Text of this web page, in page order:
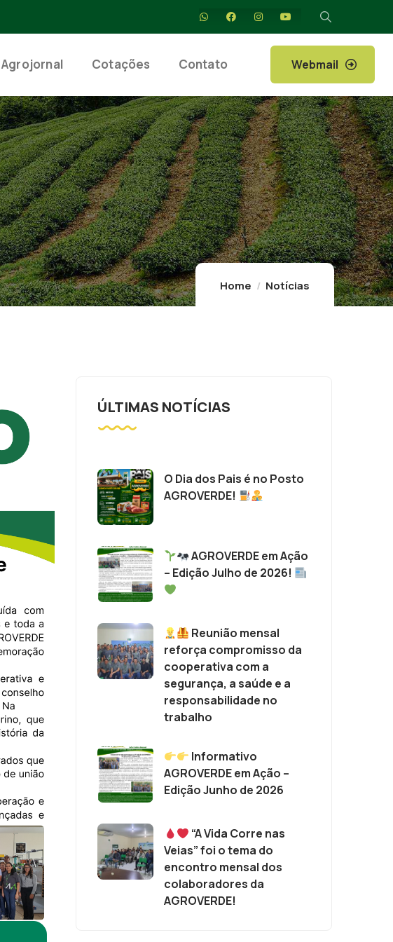
Agrojornal Cotações Contato Webmail
Home Notícias
ÚLTIMAS NOTÍCIAS
O Dia dos Pais é no Posto
AGROVERDE!
AGROVERDE em Ação
– Edição Julho de 2026!
Reunião mensal
reforça compromisso da
cooperativa com a
segurança, a saúde e a
responsabilidade no
trabalho
Informativo
AGROVERDE em Ação –
Edição Junho de 2026
“A Vida Corre nas
Veias” foi o tema do
encontro mensal dos
colaboradores da
AGROVERDE!